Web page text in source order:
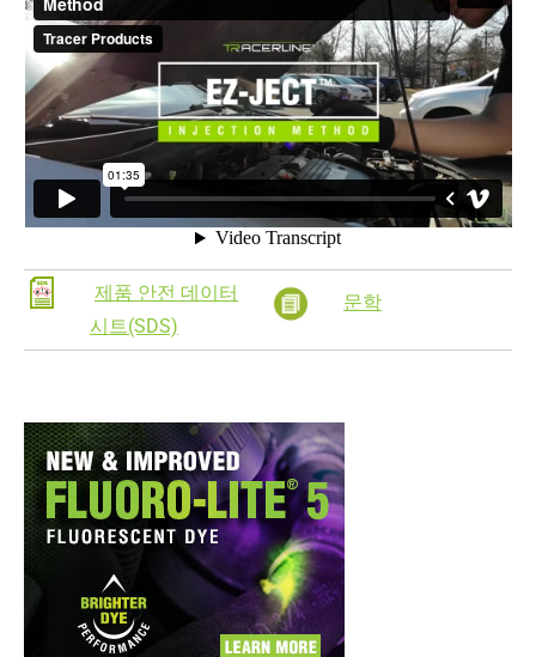
제품 안전 데이터
시트(SDS)
문학